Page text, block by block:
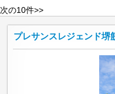
次の10件>>
プレサンスレジェンド堺